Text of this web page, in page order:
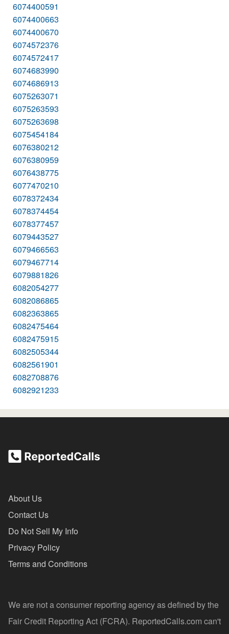
6074400591
6074400663
6074400670
6074572376
6074572417
6074683990
6074686913
6075263071
6075263593
6075263698
6075454184
6076380212
6076380959
6076438775
6077470210
6078372434
6078374454
6078377457
6079443527
6079466563
6079467714
6079881826
6082054277
6082086865
6082363865
6082475464
6082475915
6082505344
6082561901
6082708876
6082921233
About Us
Contact Us
Do Not Sell My Info
Privacy Policy
Terms and Conditions
We are not a consumer reporting agency as defined by the
Fair Credit Reporting Act (FCRA). ReportedCalls.com can't